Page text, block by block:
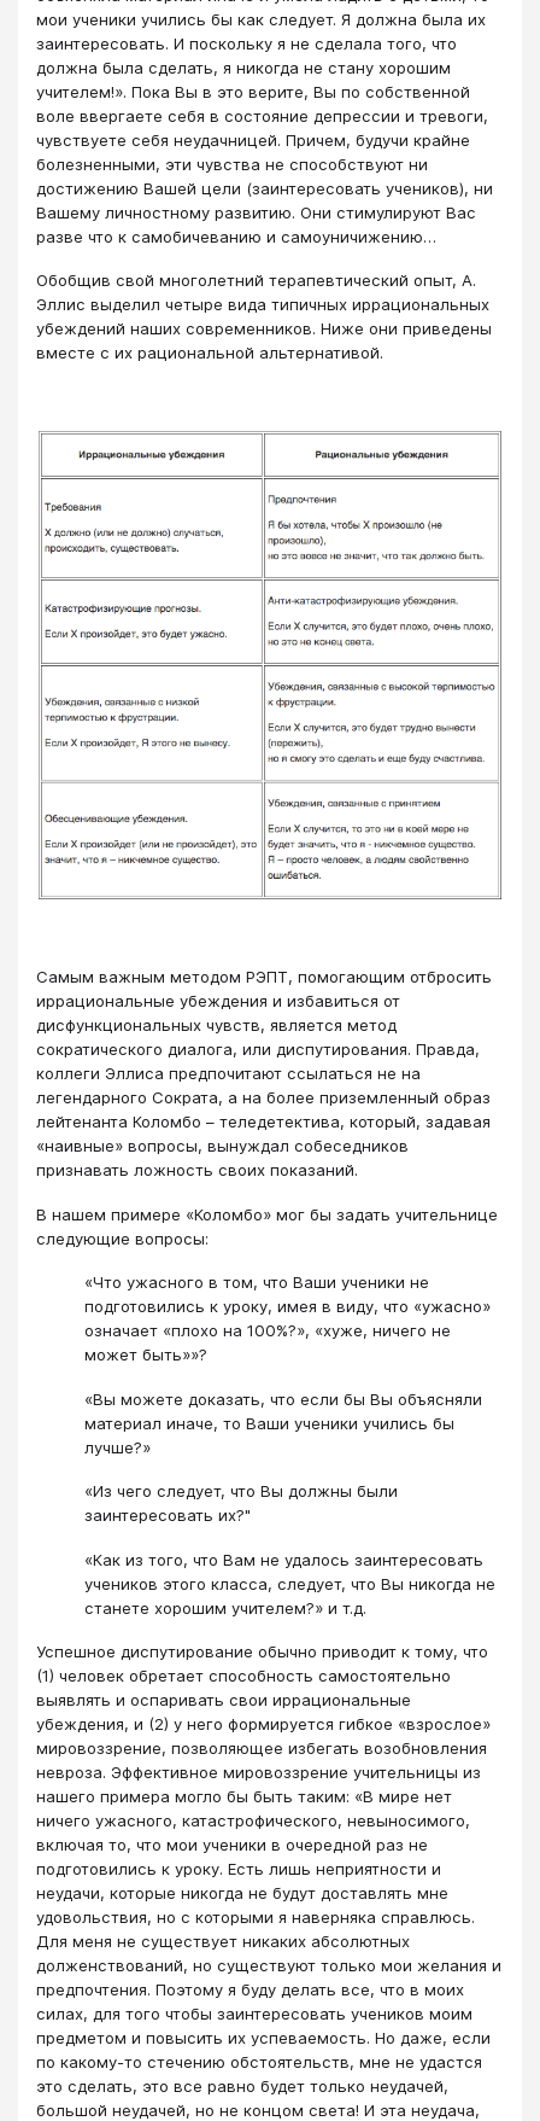
мои ученики учились бы как следует. Я должна была их
заинтересовать. И поскольку я не сделала того, что
должна была сделать, я никогда не стану хорошим
учителем!». Пока Вы в это верите, Вы по собственной
воле ввергаете себя в состояние депрессии и тревоги,
чувствуете себя неудачницей. Причем, будучи крайне
болезненными, эти чувства не способствуют ни
достижению Вашей цели (заинтересовать учеников), ни
Вашему личностному развитию. Они стимулируют Вас
разве что к самобичеванию и самоуничижению…
Обобщив свой многолетний терапевтический опыт, А.
Эллис выделил четыре вида типичных иррациональных
убеждений наших современников. Ниже они приведены
вместе с их рациональной альтернативой.
Самым важным методом РЭПТ, помогающим отбросить
иррациональные убеждения и избавиться от
дисфункциональных чувств, является метод
сократического диалога, или диспутирования. Правда,
коллеги Эллиса предпочитают ссылаться не на
легендарного Сократа, а на более приземленный образ
лейтенанта Коломбо – теледетектива, который, задавая
«наивные» вопросы, вынуждал собеседников
признавать ложность своих показаний.
В нашем примере «Коломбо» мог бы задать учительнице
следующие вопросы:
«Что ужасного в том, что Ваши ученики не
подготовились к уроку, имея в виду, что «ужасно»
означает «плохо на 100%?», «хуже, ничего не
может быть»»?
«Вы можете доказать, что если бы Вы объясняли
материал иначе, то Ваши ученики учились бы
лучше?»
«Из чего следует, что Вы должны были
заинтересовать их?"
«Как из того, что Вам не удалось заинтересовать
учеников этого класса, следует, что Вы никогда не
станете хорошим учителем?» и т.д.
Успешное диспутирование обычно приводит к тому, что
(1) человек обретает способность самостоятельно
выявлять и оспаривать свои иррациональные
убеждения, и (2) у него формируется гибкое «взрослое»
мировоззрение, позволяющее избегать возобновления
невроза. Эффективное мировоззрение учительницы из
нашего примера могло бы быть таким: «В мире нет
ничего ужасного, катастрофического, невыносимого,
включая то, что мои ученики в очередной раз не
подготовились к уроку. Есть лишь неприятности и
неудачи, которые никогда не будут доставлять мне
удовольствия, но с которыми я наверняка справлюсь.
Для меня не существует никаких абсолютных
долженствований, но существуют только мои желания и
предпочтения. Поэтому я буду делать все, что в моих
силах, для того чтобы заинтересовать учеников моим
предметом и повысить их успеваемость. Но даже, если
по какому-то стечению обстоятельств, мне не удастся
это сделать, это все равно будет только неудачей,
большой неудачей, но не концом света! И эта неудача,